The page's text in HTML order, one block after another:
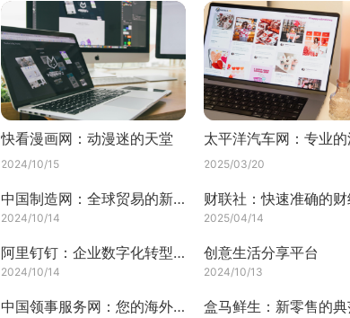
快看漫画网：动漫迷的天堂
2024/10/15 2025/03/20
中国制造网：全球贸易的新引擎
2024/10/14 2025/04/14
阿里钉钉：企业数字化转型的利器
2024/10/14
创意生活分享平台
2024/10/13
中国领事服务网：您的海外出行贴心指南